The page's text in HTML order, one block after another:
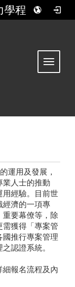
學程
Toggle
運用及發展，
業人士的推動
用經驗。目前世
經濟的一項專
重要幕僚等，除
需獲得「專案管
國推行專案管理
認證系統。
報名流程及內